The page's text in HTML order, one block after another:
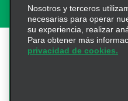
Términos de uso|
Holdings, Inc. Todos
necesarias para operar
su experiencia, realizar
Para obtener más
privacidad de cookies.